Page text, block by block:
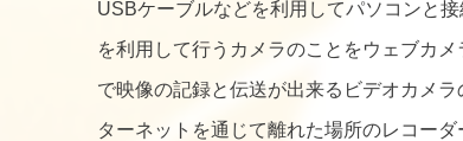
USBケーブルなどを利用してパソコンと
を利用して行うカメラのことをウェブカ
で映像の記録と伝送が出来るビデオカメ
ターネットを通じて離れた場所のレコー